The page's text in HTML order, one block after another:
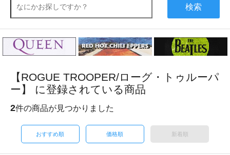
検索
【ROGUE TROOPER/ローグ・トゥルーパ
ー】 に登録されている商品
2件の商品が見つかりました
おすすめ順 価格順 新着順